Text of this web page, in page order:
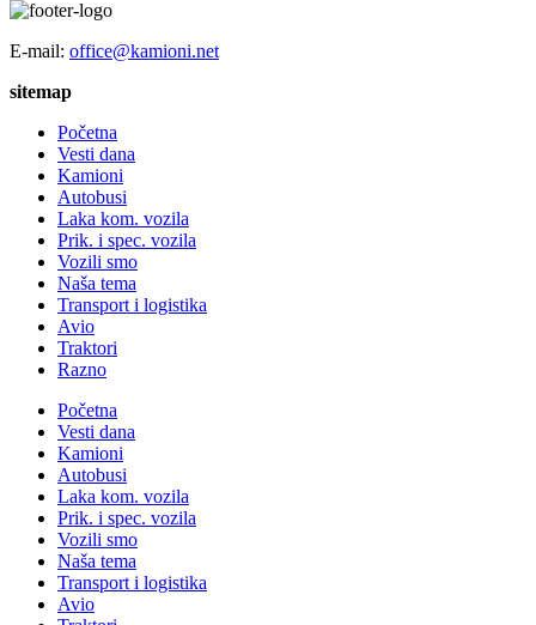
E-mail: office@kamioni.net
sitemap
Početna
Vesti dana
Kamioni
Autobusi
Laka kom. vozila
Prik. i spec. vozila
Vozili smo
Naša tema
Transport i logistika
Avio
Traktori
Razno
Početna
Vesti dana
Kamioni
Autobusi
Laka kom. vozila
Prik. i spec. vozila
Vozili smo
Naša tema
Transport i logistika
Avio